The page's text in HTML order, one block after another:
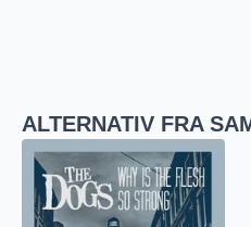
ALTERNATIV FRA